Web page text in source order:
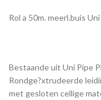
Rol a 50m. meerl.buis
Bestaande uit Uni Pipe
Rondge?xtrudeerde
met gesloten cellige